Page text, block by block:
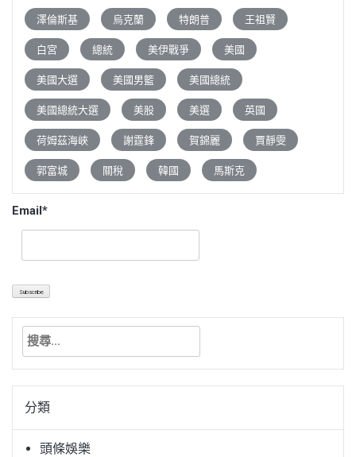
澤倫斯基 烏克蘭 特朗普 王祖賢
白宮 總統 美伊戰爭 美國
美國大選 美國男籃 美國總統
美國總統大選 美股 美選 英國
荷姆茲海峽 謝霆鋒 賀錦麗 賈靜雯
郭富城 關稅 韓國 馬斯克
Email*
搜
關
字:分類
頭條娛樂